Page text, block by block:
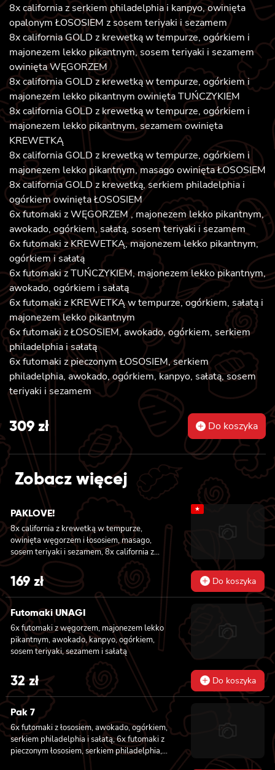
8x california z serkiem philadelphia i kanpyo, owinięta
opalonym ŁOSOSIEM z sosem teriyaki i sezamem
8x california GOLD z krewetką w tempurze, ogórkiem i
majonezem lekko pikantnym, sosem teriyaki i sezamem
owinięta WĘGORZEM
8x california GOLD z krewetką w tempurze, ogórkiem i
majonezem lekko pikantnym owinięta TUŃCZYKIEM
8x california GOLD z krewetką w tempurze, ogórkiem i
majonezem lekko pikantnym, sezamem owinięta
KREWETKĄ
8x california GOLD z krewetką w tempurze, ogórkiem i
majonezem lekko pikantnym, masago owinięta ŁOSOSIEM
8x california GOLD z krewetką, serkiem philadelphia i
ogórkiem owinięta ŁOSOSIEM
6x futomaki z WĘGORZEM , majonezem lekko pikantnym,
awokado, ogórkiem, sałatą, sosem teriyaki i sezamem
6x futomaki z KREWETKĄ, majonezem lekko pikantnym,
ogórkiem i sałatą
6x futomaki z TUŃCZYKIEM, majonezem lekko pikantnym,
awokado, ogórkiem i sałatą
6x futomaki z KREWETKĄ w tempurze, ogórkiem, sałatą i
majonezem lekko pikantnym
6x futomaki z ŁOSOSIEM, awokado, ogórkiem, serkiem
philadelphia i sałatą
6x futomaki z pieczonym ŁOSOSIEM, serkiem
philadelphia, awokado, ogórkiem, kanpyo, sałatą, sosem
teriyaki i sezamem
309 zł Do koszyka
Zobacz więcej
PAKLOVE!
8x california z krewetką w tempurze,
owinięta węgorzem i łososiem, masago,
sosem teriyaki i sezamem, 8x california z
serkiem philadelphia i kanpyo, owinięta
opalonym łososiem, sosem teriyaki,
sezamem, 8x california z serkiem
philadelphia i awokado owinięta łososiem, 6x
futomaki z krewetką w tempurze, ogórkiem,
sałatą i majonezem lekko pikantnym, 6x
futomaki z łososiem, awokado, ogórkiem,
serkiem philadelphia i sałatą, sezamem, 6x
futomaki z pieczonym łososiem, serkiem
philadelphia, awokado, ogórkiem, kanpyo,
sałatą, sosem teriyaki i sezamem
★
169 zł Do koszyka
Futomaki UNAGI
6x futomaki z węgorzem, majonezem lekko
pikantnym, awokado, kanpyo, ogórkiem,
sosem teriyaki, sezamem i sałatą
32zł Do koszyka
Pak 7
6x futomaki z łososiem, awokado, ogórkiem,
serkiem philadelphia i sałatą, 6x futomaki z
pieczonym łososiem, serkiem philadelphia,
awokado, ogórkiem, kanpyo, sałatą, sosem